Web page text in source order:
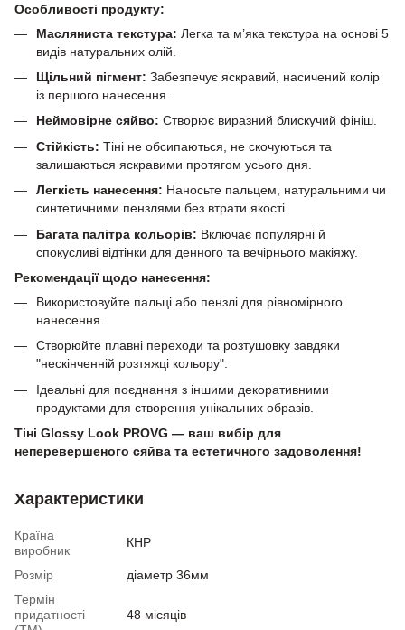
Особливості продукту:
Масляниста текстура: Легка та м’яка текстура на основі 5
видів натуральних олій.
Щільний пігмент: Забезпечує яскравий, насичений колір
із першого нанесення.
Неймовірне сяйво: Створює виразний блискучий фініш.
Стійкість: Тіні не обсипаються, не скочуються та
залишаються яскравими протягом усього дня.
Легкість нанесення: Наносьте пальцем, натуральними чи
синтетичними пензлями без втрати якості.
Багата палітра кольорів: Включає популярні й
спокусливі відтінки для денного та вечірнього макіяжу.
Рекомендації щодо нанесення:
Використовуйте пальці або пензлі для рівномірного
нанесення.
Створюйте плавні переходи та розтушовку завдяки
"нескінченній розтяжці кольору".
Ідеальні для поєднання з іншими декоративними
продуктами для створення унікальних образів.
Тіні Glossy Look PROVG — ваш вибір для
неперевершеного сяйва та естетичного задоволення!
Характеристики
Країна
виробник
КНР
Розмір
діаметр 36мм
Термін
придатності
48 місяців